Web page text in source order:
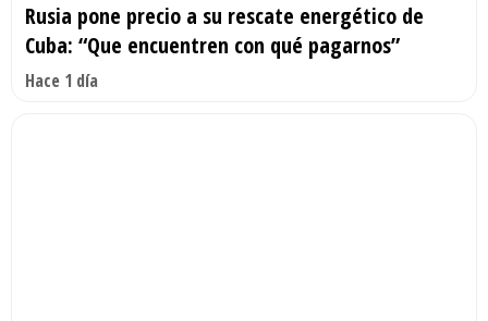
Rusia pone precio a su rescate energético de
Cuba: “Que encuentren con qué pagarnos”
Hace 1 día